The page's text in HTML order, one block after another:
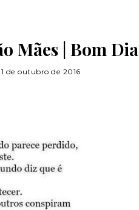
Mães | Bom Dia
de outubro de 2016